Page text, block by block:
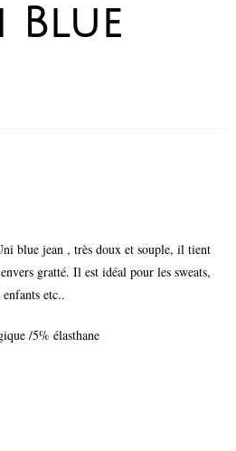
Blue
blue jean , très doux et souple, il tient
gratté. Il est idéal pour les sweats,
etc..
/5% élasthane